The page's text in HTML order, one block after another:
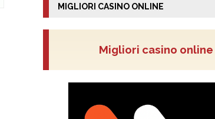
MIGLIORI CASINO ONLINE
Migliori casino online